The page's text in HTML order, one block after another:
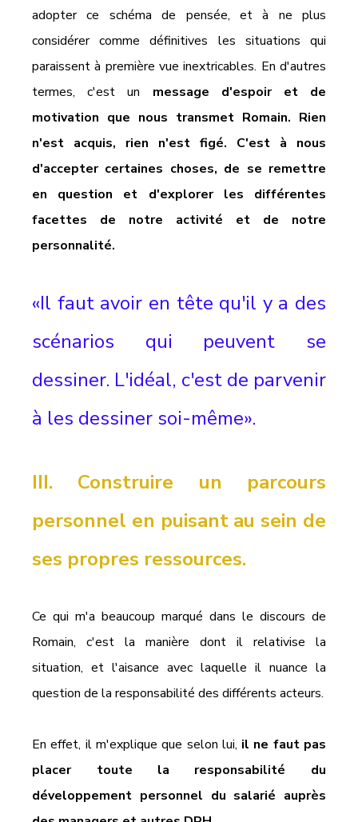
adopter ce schéma de pensée, et à ne plus
considérer comme définitives les situations qui
paraissent à première vue inextricables. En d'autres
termes, c'est un message d'espoir et de
motivation que nous transmet Romain. Rien
n'est acquis, rien n'est figé. C'est à nous
d'accepter certaines choses, de se remettre
en question et d'explorer les différentes
facettes de notre activité et de notre
personnalité.
«Il faut avoir en tête qu'il y a des
scénarios qui peuvent se
dessiner. L'idéal, c'est de parvenir
à les dessiner soi-même».
III. Construire un parcours
personnel en puisant au sein de
ses propres ressources.
Ce qui m'a beaucoup marqué dans le discours de
Romain, c'est la manière dont il relativise la
situation, et l'aisance avec laquelle il nuance la
question de la responsabilité des différents acteurs.
En effet, il m'explique que selon lui, il ne faut pas
placer toute la responsabilité du
développement personnel du salarié auprès